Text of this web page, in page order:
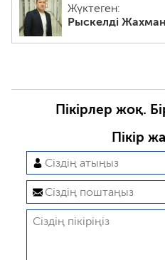
Жүктеген:
Рыскелді Жахман
Пікірлер жоқ.
Пікір